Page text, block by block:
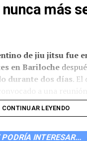
más
de jiu jitsu fue
enBariloche
durante dos días. El
hasta el momento.
creen que fue
CONTINUAR LEYENDO
PODRÍA INTERESAR...